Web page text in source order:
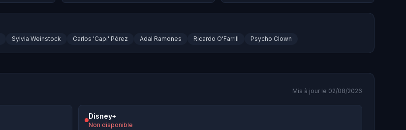
Sylvia Weinstock Carlos 'Capi' Pérez Adal Ramones Ricardo O'Farrill Psycho Clown
Mis à jour le 02/08/2026
Disney+
Non disponible